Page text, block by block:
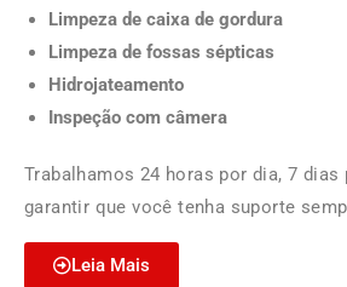
Limpeza de caixa de gordura
Limpeza de fossas sépticas
Hidrojateamento
Inspeção com câmera
Trabalhamos 24 horas por dia, 7 dias
garantir que você tenha suporte
Leia Mais